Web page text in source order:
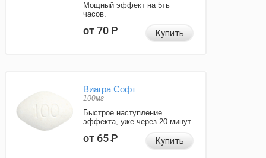
Мощный эффект на 5ть
часов.
от 70Р Купить
Виагра Софт
100мг
Быстрое наступление
эффекта, уже через 20 минут.
от 65Р Купить